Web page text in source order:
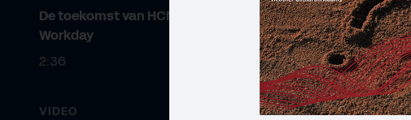
De toekomst van HCM met
Workday
2:36
VIDEO